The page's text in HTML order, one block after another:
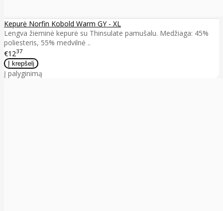
Kepurė Norfin Kobold Warm GY - XL
Lengva žieminė kepurė su Thinsulate pamušalu. Medžiaga: 45%
poliesteris, 55% medvilnė ..
€1237
Į palyginimą